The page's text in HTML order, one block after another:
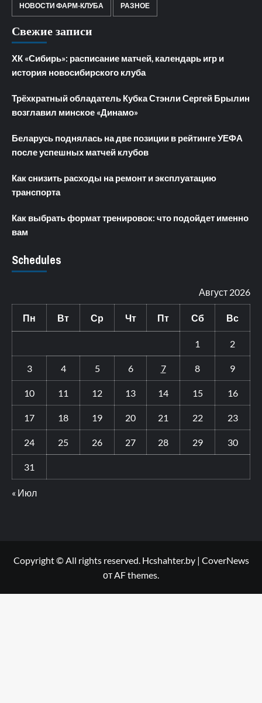
НОВОСТИ ФАРМ-КЛУБА РАЗНОЕ
Свежие записи
ХК «Сибирь»: расписание матчей, календарь игр и
история новосибирского клуба
Трёхкратный обладатель Кубка Стэнли Сергей Брылин
возглавил минское «Динамо»
Беларусь поднялась на две позиции в рейтинге УЕФА
после успешных матчей клубов
Как снизить расходы на ремонт и эксплуатацию
транспорта
Как выбрать формат тренировок: что подойдет именно
вам
Schedules
Август 2026
Пн Вт Ср Чт Пт Сб Вс
1 2
3 4 5 6 7 8 9
10 11 12 13 14 15 16
17 18 19 20 21 22 23
24 25 26 27 28 29 30
31
« Июл
Copyright © All rights reserved. Hcshahter.by | CoverNews
от AF themes.